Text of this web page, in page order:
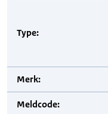
Type:
Merk:
Meldcode: